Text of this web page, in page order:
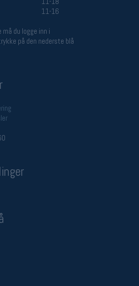
11-16
du logge inn i
på den nederste blå